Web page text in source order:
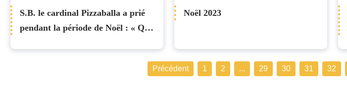
S.B. le cardinal Pizzaballa a prié
pendant la période de Noël : « Que
Noël 2023
Précédent 1 2 ... 29 30 31 32